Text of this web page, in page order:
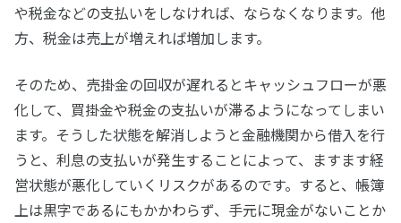
や税金などの支払いをしなければ、ならなくなります。他
方、税金は売上が増えれば増加します。
そのため、売掛金の回収が遅れるとキャッシュフローが悪
化して、買掛金や税金の支払いが滞るようになってしまい
ます。そうした状態を解消しようと金融機関から借入を行
うと、利息の支払いが発生することによって、ますます経
営状態が悪化していくリスクがあるのです。すると、帳簿
上は黒字であるにもかかわらず、手元に現金がないことか